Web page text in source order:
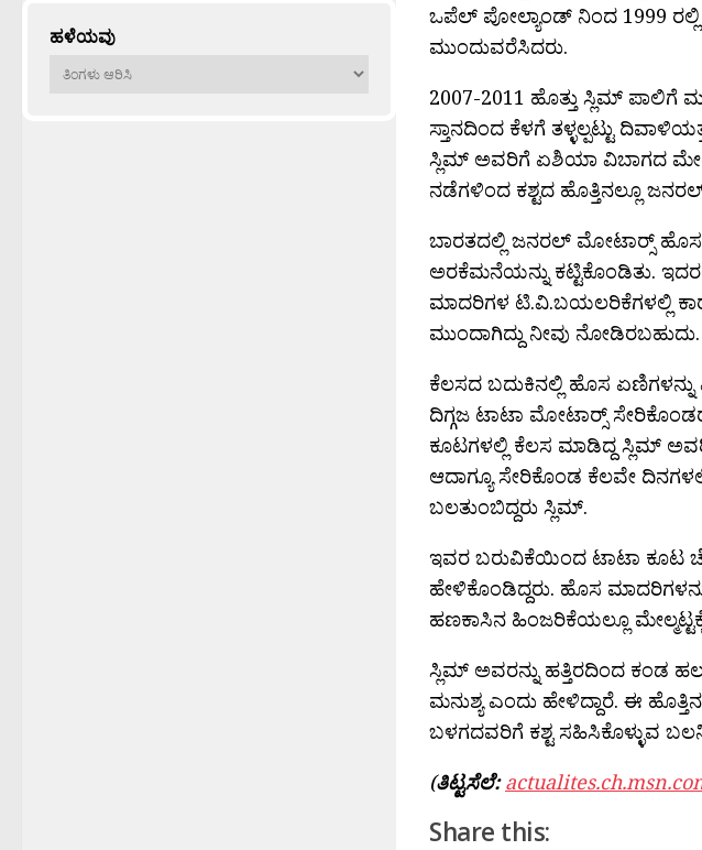
ಒಪೆಲ್ ಪೋಲ್ಯಾಂಡ್ ನಿಂದ 1999
ಮುಂದುವರೆಸಿದರು.
2007-2011 ಹೊತ್ತು ಸ್ಲಿಮ್
ಸ್ತಾನದಿಂದ ಕೆಳಗೆ ತಳ್ಳಲ್ಪಟ್ಟು
ಸ್ಲಿಮ್ ಅವರಿಗೆ ಏಶಿಯಾ ವಿಬಾಗದ
ನಡೆಗಳಿಂದ ಕಶ್ಟದ ಹೊತ್ತಿನಲ್ಲೂ
ಬಾರತದಲ್ಲಿ ಜನರಲ್ ಮೋಟಾರ‍್ಸ್ ಹೊಸ
ಅರಕೆಮನೆಯನ್ನು ಕಟ್ಟಿಕೊಂಡಿತು.
ಮಾದರಿಗಳ ಟಿ.ವಿ.ಬಯಲರಿಕೆಗಳಲ್ಲಿ
ಮುಂದಾಗಿದ್ದು ನೀವು ನೋಡಿರಬಹುದು.
ಕೆಲಸದ ಬದುಕಿನಲ್ಲಿ ಹೊಸ ಏಣಿಗಳನ್ನು
ದಿಗ್ಗಜ ಟಾಟಾ ಮೋಟಾರ‍್ಸ್
ಕೂಟಗಳಲ್ಲಿ ಕೆಲಸ ಮಾಡಿದ್ದ ಸ್ಲಿಮ್
ಆದಾಗ್ಯೂ ಸೇರಿಕೊಂಡ ಕೆಲವೇ
ಬಲತುಂಬಿದ್ದರು ಸ್ಲಿಮ್.
ಇವರ ಬರುವಿಕೆಯಿಂದ ಟಾಟಾ ಕೂಟ
ಹೇಳಿಕೊಂಡಿದ್ದರು. ಹೊಸ
ಹಣಕಾಸಿನ ಹಿಂಜರಿಕೆಯಲ್ಲೂ
ಸ್ಲಿಮ್ ಅವರನ್ನು ಹತ್ತಿರದಿಂದ ಕಂಡ
ಮನುಶ್ಯ ಎಂದು ಹೇಳಿದ್ದಾರೆ. ಈ
ಬಳಗದವರಿಗೆ ಕಶ್ಟ ಸಹಿಸಿಕೊಳ್ಳುವ
(ತಿಟ್ಟಸೆಲೆ:
Share this:
ಹಳೆಯವು
ಹಳೆಯವು